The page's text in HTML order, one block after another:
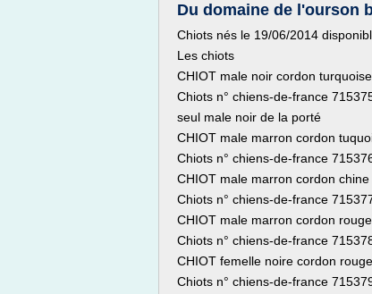
Du domaine de l'ourson
Chiots nés le 19/06/2014
Les chiots
CHIOT male noir cordon turquoise
Chiots n° chiens-de-france
seul male noir de la porté
CHIOT male marron cordon
Chiots n° chiens-de-france
CHIOT male marron cordon chine
Chiots n° chiens-de-france
CHIOT male marron cordon rouge
Chiots n° chiens-de-france
CHIOT femelle noire cordon rouge
Chiots n° chiens-de-france